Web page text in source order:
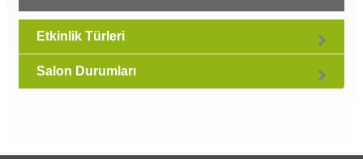
Etkinlik Türleri
Salon Durumları